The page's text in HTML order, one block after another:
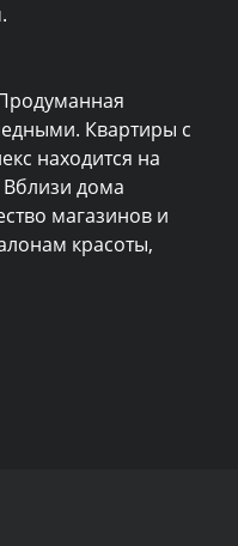
Квартиры с
находится на
дома
магазинов и
красоты,